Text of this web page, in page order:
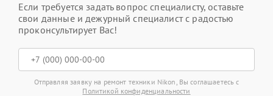
Если требуется задать вопрос специалисту, оставьте
свои данные и дежурный специалист с радостью
проконсультирует Вас!
Отправляя заявку на ремонт техники Nikon, Вы соглашаетесь с
Политикой конфиденциальности